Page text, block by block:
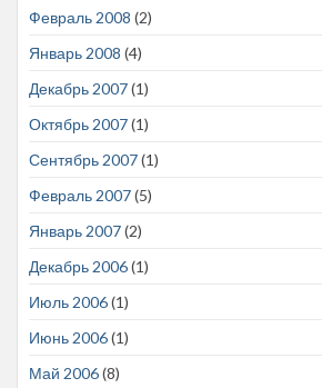
Февраль 2008 (2)
Январь 2008 (4)
Декабрь 2007(1)
Октябрь 2007(1)
Сентябрь 2007(1)
Февраль 2007(5)
Январь 2007(2)
Декабрь 2006(1)
Июль 2006(1)
Июнь 2006(1)
Май 2006(8)